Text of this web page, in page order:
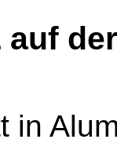
auf
in